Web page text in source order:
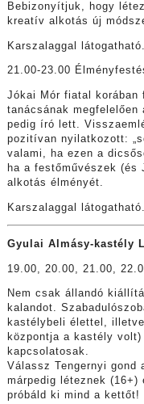
Bebizonyítjuk, hogy
kreatív alkotás új
Karszalaggal látogatható.
21.00-23.00
Jókai Mór fiatal
tanácsának
pedig író lett.
pozitívan nyilatkozott:
valami, ha ezen a
ha a festőművészek (és
alkotás élményét.
Karszalaggal látogatható.
Gyulai Almásy-kastély
19.00, 20.00, 21.00,
Nem csak állandó
kalandot.
kastélybeli élettel,
központja a kastély volt)
kapcsolatosak.
Válassz Tengernyi gond
márpedig léteznek
próbáld ki mind a kettőt!